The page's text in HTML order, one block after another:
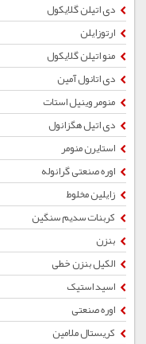
دی اتیلن گلایکول
ارتوزایلن
منو اتیلن گلایکول
دی اتانول آمین
منومر وینیل استات
دی اتیل هگزانول
استایرن منومر
اوره صنعتی گرانوله
زایلین مخلوط
کربنات سدیم سنگین
بنزن
الکیل بنزن خطی
اسید استیک
اوره صنعتی
کریستال ملامین